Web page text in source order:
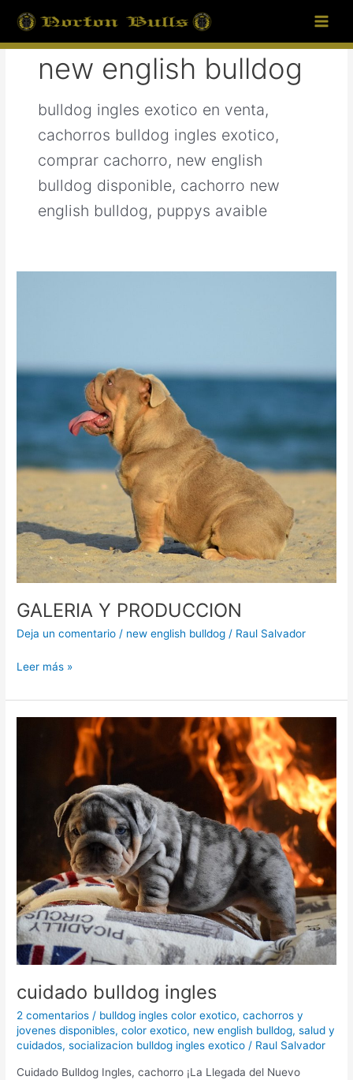
contenido
Main
new english bulldog
bulldog ingles exotico en venta,
cachorros bulldog ingles exotico,
comprar cachorro, new english
bulldog disponible, cachorro new
english bulldog, puppys avaible
GALERIA Y PRODUCCION
Deja un comentario / new english bulldog / Raul Salvador
Leer más »
cuidado bulldog ingles
2 comentarios / bulldog ingles color exotico,cachorros y
jovenes disponibles,color exotico, new english bulldog,salud y
cuidados,socializacion bulldog ingles exotico / Raul Salvador
Cuidado Bulldog Ingles, cachorro ¡La Llegada del Nuevo
de
entradas